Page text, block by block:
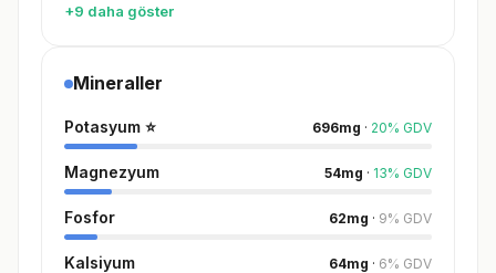
+9 daha göster
Mineraller
Potasyum ⭐ 696mg · 20% GDV
Magnezyum 54mg · 13% GDV
Fosfor 62mg · 9% GDV
Kalsiyum 64mg · 6% GDV